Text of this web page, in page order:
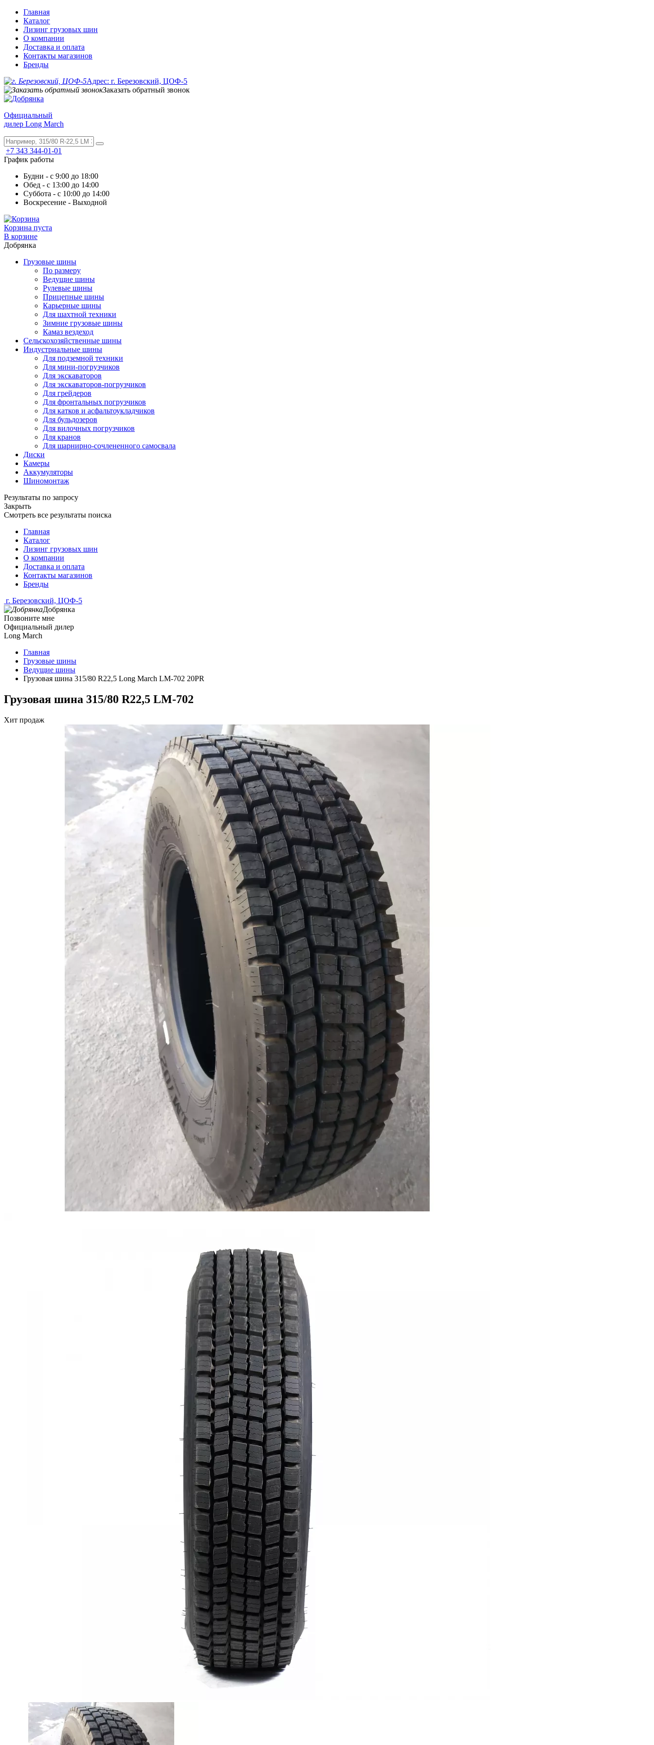
Главная
Каталог
Лизинг грузовых шин
О компании
Доставка и оплата
Контакты магазинов
Бренды
Адрес: г. Березовский, ЦОФ-5
Заказать обратный звонок
Официальный
дилер Long March
+7 343 344-01-01
График работы
Будни - с 9:00 до 18:00
Обед - с 13:00 до 14:00
Суббота - с 10:00 до 14:00
Воскресение - Выходной
Корзина пуста
В корзине
Добрянка
Грузовые шины
По размеру
Ведущие шины
Рулевые шины
Прицепные шины
Карьерные шины
Для шахтной техники
Зимние грузовые шины
Камаз вездеход
Сельскохозяйственные шины
Индустриальные шины
Для подземной техники
Для мини-погрузчиков
Для экскаваторов
Для экскаваторов-погрузчиков
Для грейдеров
Для фронтальных погрузчиков
Для катков и асфальтоукладчиков
Для бульдозеров
Для вилочных погрузчиков
Для кранов
Для шарнирно-сочлененного самосвала
Диски
Камеры
Аккумуляторы
Шиномонтаж
Результаты по запросу
Закрыть
Смотреть все результаты поиска
Главная
Каталог
Лизинг грузовых шин
О компании
Доставка и оплата
Контакты магазинов
Бренды
г. Березовский, ЦОФ-5
Добрянка
Позвоните мне
Официальный дилер
Long March
Главная
Грузовые шины
Ведущие шины
Грузовая шина 315/80 R22,5 Long March LM-702 20PR
Грузовая шина 315/80 R22,5 LM-702
Хит продаж